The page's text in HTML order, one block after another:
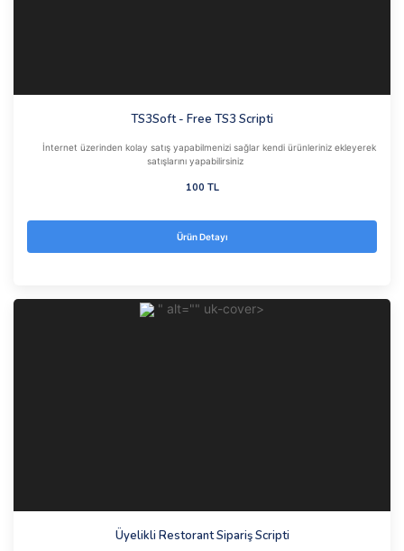
TS3Soft - Free TS3 Scripti
İnternet üzerinden kolay satış yapabilmenizi sağlar kendi ürünleriniz ekleyerek
satışlarını yapabilirsiniz
100 TL
Ürün Detayı
" alt="" uk-cover>
Üyelikli Restorant Sipariş Scripti